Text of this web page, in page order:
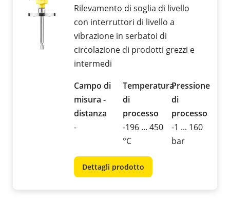
Rilevamento di soglia di livello
con interruttori di livello a
vibrazione in serbatoi di
circolazione di prodotti grezzi e
intermedi
Campo di
misura -
distanza
-
Temperatura
di
processo
-196 ... 450
°C
Pressione
di
processo
-1 ... 160
bar
Dettagli prodotto